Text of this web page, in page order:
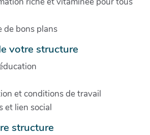
de bons plans
votre structure
et conditions de travail
et lien social
structure